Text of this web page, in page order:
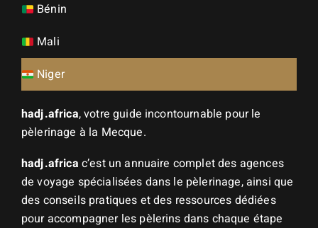
Bénin
Mali
Niger
hadj.africa, votre guide incontournable pour le
pèlerinage à la Mecque.
hadj.africa c’est un annuaire complet des agences
de voyage spécialisées dans le pèlerinage, ainsi que
des conseils pratiques et des ressources dédiées
pour accompagner les pèlerins dans chaque étape